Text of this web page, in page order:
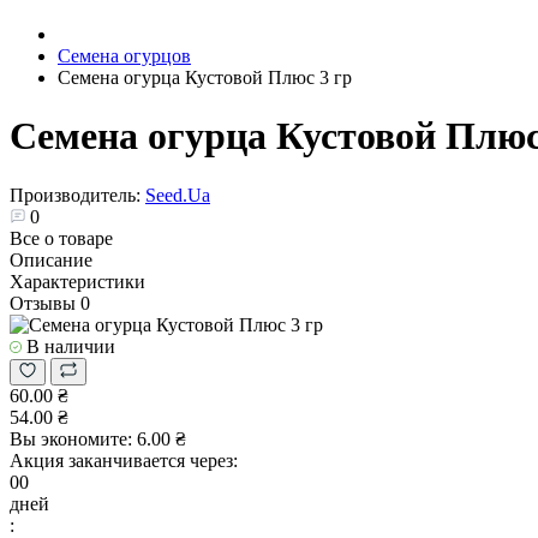
Семена огурцов
Семена огурца Кустовой Плюс 3 гр
Семена огурца Кустовой
Производитель: Seed.Ua
0
Все о товаре
Описание
Характеристики
Отзывы 0
В наличии
60.00 ₴
54.00 ₴
Вы экономите: 6.00 ₴
Акция заканчивается через:
00
дней
: